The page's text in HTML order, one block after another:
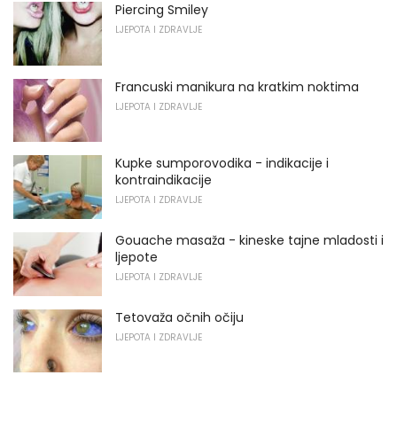
Piercing Smiley
LJEPOTA I ZDRAVLJE
Francuski manikura na kratkim noktima
LJEPOTA I ZDRAVLJE
Kupke sumporovodika - indikacije i
kontraindikacije
LJEPOTA I ZDRAVLJE
Gouache masaža - kineske tajne mladosti i
ljepote
LJEPOTA I ZDRAVLJE
Tetovaža očnih očiju
LJEPOTA I ZDRAVLJE